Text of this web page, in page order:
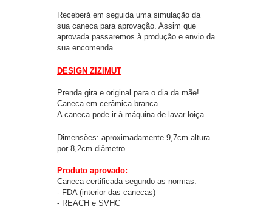
Receberá em seguida uma simulação da
sua caneca para aprovação. Assim que
aprovada passaremos à produção e envio da
sua encomenda.
DESIGN ZIZIMUT
Prenda gira e original para o dia da mãe!
Caneca em cerâmica branca.
A caneca pode ir à máquina de lavar loiça.
Dimensões: aproximadamente 9,7cm altura
por 8,2cm diâmetro
Produto aprovado:
Caneca certificada segundo as normas:
- FDA (interior das canecas)
- REACH e SVHC